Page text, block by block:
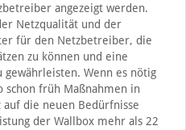
angezeigt werden.
Netzqualität und der
für den Netzbetreiber, die
zu können und eine
Wenn es nötig
früh Maßnahmen in
die neuen Bedürfnisse
der Wallbox mehr als 22